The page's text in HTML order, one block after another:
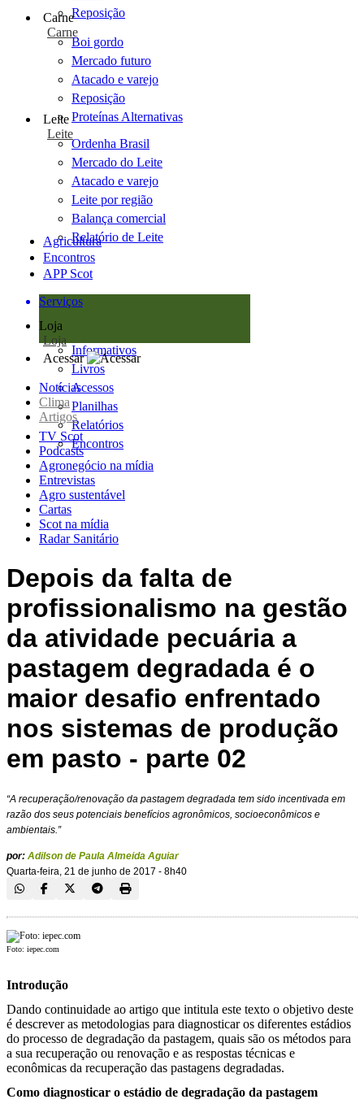
Reposição
Carne
Carne
Boi gordo
Mercado futuro
Atacado e varejo
Reposição
Proteínas Alternativas
Leite
Leite
Ordenha Brasil
Mercado do Leite
Atacado e varejo
Leite por região
Balança comercial
Relatório de Leite
Agricultura
Encontros
APP Scot
Serviços
Loja
Loja
Informativos
Livros
Acessos
Planilhas
Relatórios
Encontros
Acessar
Notícias
Clima
Artigos
TV Scot
Podcasts
Agronegócio na mídia
Entrevistas
Agro sustentável
Cartas
Scot na mídia
Radar Sanitário
Depois da falta de
profissionalismo na gestão
da atividade pecuária a
pastagem degradada é o
maior desafio enfrentado
nos sistemas de produção
em pasto - parte 02
“A recuperação/renovação da pastagem degradada tem sido incentivada em
razão dos seus potenciais benefícios agronômicos, socioeconômicos e
ambientais.”
por: Adilson de Paula Almeida Aguiar
Quarta-feira, 21 de junho de 2017 - 8h40
Foto: iepec.com
Introdução
Dando continuidade ao artigo que intitula este texto o objetivo deste
é descrever as metodologias para diagnosticar os diferentes estádios
do processo de degradação da pastagem, quais são os métodos para
a sua recuperação ou renovação e as respostas técnicas e
econômicas da recuperação das pastagens degradadas.
Como diagnosticar o estádio de degradação da pastagem